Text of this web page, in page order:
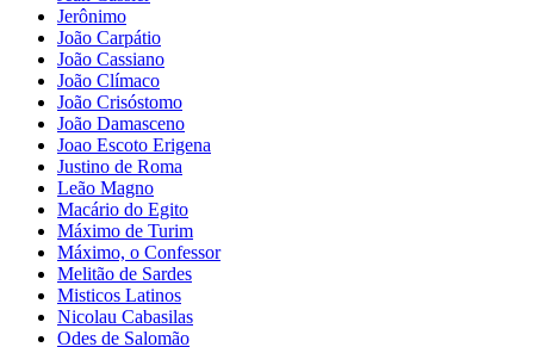
Jerônimo
João Carpátio
João Cassiano
João Clímaco
João Crisóstomo
João Damasceno
Joao Escoto Erigena
Justino de Roma
Leão Magno
Macário do Egito
Máximo de Turim
Máximo, o Confessor
Melitão de Sardes
Misticos Latinos
Nicolau Cabasilas
Odes de Salomão